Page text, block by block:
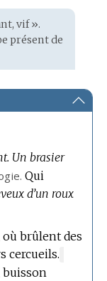
vif ».
présent de
Un brasier
Qui
d’un roux
où brûlent des
cercueils.
buisson